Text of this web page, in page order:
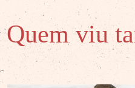
Quem viu